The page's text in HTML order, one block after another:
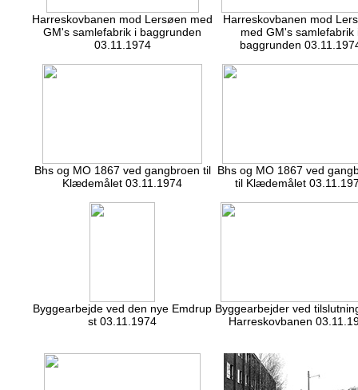
Harreskovbanen mod Lersøen med
GM's samlefabrik i baggrunden
03.11.1974
Harreskovbanen mod
med GM's samlefabrik
baggrunden
Bhs og MO 1867 ved gangbroen til
Klædemålet 03.11.1974
Bhs og MO 1867 ved
til Klædemålet
Byggearbejde ved den nye Emdrup
st 03.11.1974
Byggearbejder ved
Harreskovbanen